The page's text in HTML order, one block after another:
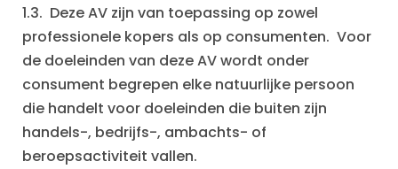
1.3. Deze AV zijn van toepassing op zowel
professionele kopers als op consumenten. Voor
de doeleinden van deze AV wordt onder
consument begrepen elke natuurlijke persoon
die handelt voor doeleinden die buiten zijn
handels-, bedrijfs-, ambachts- of
beroepsactiviteit vallen.